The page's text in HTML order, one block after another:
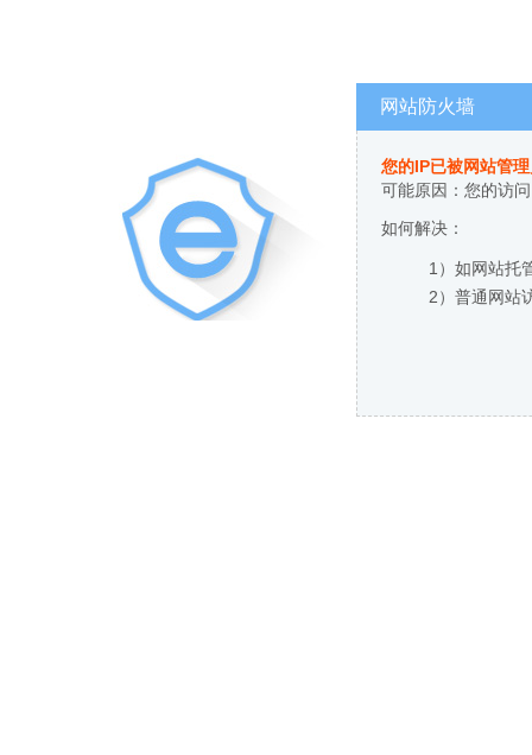
网站防火墙
您的IP已被网站管
可能原因：您的访
如何解决：
1）如网站托
2）普通网站